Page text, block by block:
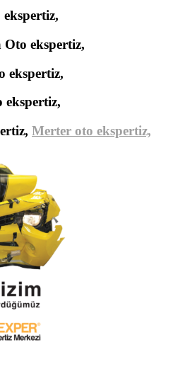
Oto ekspertiz,
ekspertiz,
ekspertiz,
Merter oto ekspertiz,